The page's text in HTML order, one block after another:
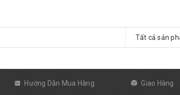
Hướng Dẫn Mua Hàng Giao Hàng